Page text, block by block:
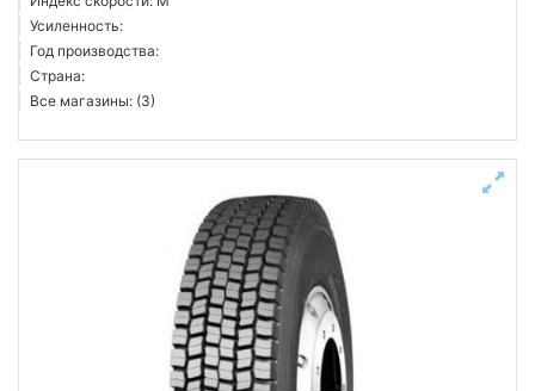
Усиленность:
Год производства:
Страна:
Все магазины: (3)